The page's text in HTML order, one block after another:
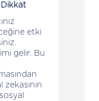
etki
gelir. Bu